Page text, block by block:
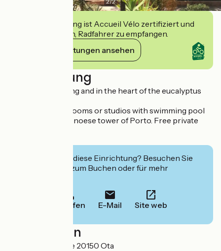
Diese Einrichtung ist Accueil Vélo zertifiziert und
verpflichtet sich, Radfahrer zu empfangen.
Ihre Verpflichtungen ansehen
Beschreibung
In a majestic setting and in the heart of the eucalyptus
Air-conditioned rooms or studios with swimming pool
and view of the Genoese tower of Porto. Free private
Interessiert Sie diese Einrichtung? Besuchen Sie
deren Website zum Buchen oder für mehr
Anrufen E-Mail Site web
Localisation
Route de la Marine 20150 Ota